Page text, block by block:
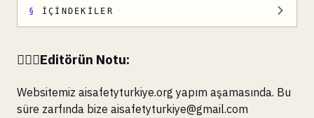
İÇINDEKILER
🙋🏻‍♀️Editörün Notu:
Websitemiz aisafetyturkiye.org yapım aşamasında. Bu
süre zarfında bize aisafetyturkiye@gmail.com